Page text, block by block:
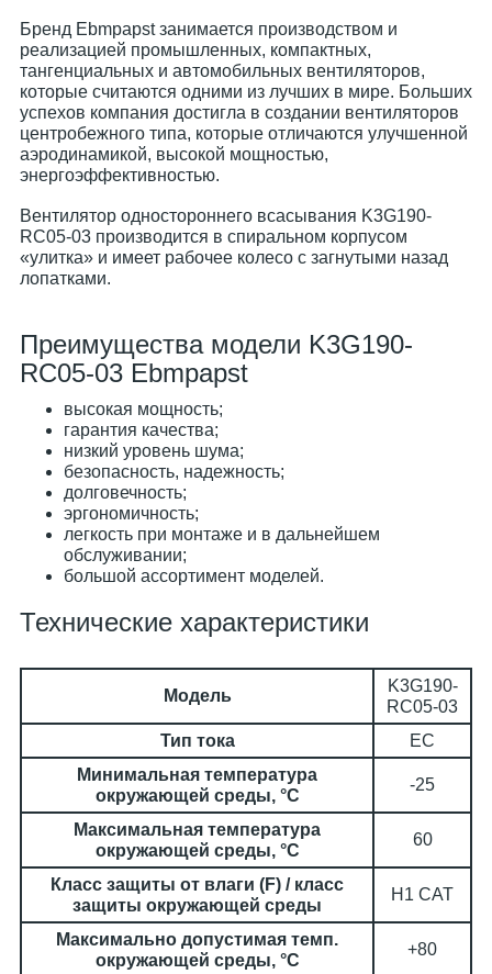
Бренд Ebmpapst занимается производством и
реализацией промышленных, компактных,
тангенциальных и автомобильных вентиляторов,
которые считаются одними из лучших в мире. Больших
успехов компания достигла в создании вентиляторов
центробежного типа, которые отличаются улучшенной
аэродинамикой, высокой мощностью,
энергоэффективностью.
Вентилятор одностороннего всасывания K3G190-
RC05-03 производится в спиральном корпусом
«улитка» и имеет рабочее колесо с загнутыми назад
лопатками.
Преимущества модели K3G190-
RC05-03 Ebmpapst
высокая мощность;
гарантия качества;
низкий уровень шума;
безопасность, надежность;
долговечность;
эргономичность;
легкость при монтаже и в дальнейшем
обслуживании;
большой ассортимент моделей.
Технические характеристики
Модель
K3G190-
RC05-03
Тип тока
EC
Минимальная температура
окружающей среды, °C
-25
Максимальная температура
окружающей среды, °C
60
Класс защиты от влаги (F) / класс
защиты окружающей среды
H1 CAT
Максимально допустимая темп.
окружающей среды, °C
+80